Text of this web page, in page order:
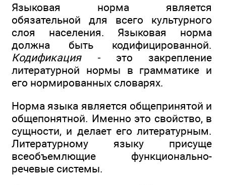
Языковая норма является
обязательной для всего культурного
слоя населения. Языковая норма
должна быть кодифицированной.
Кодификация -это закрепление
литературной нормы в грамматике и
его нормированных словарях.
Норма языка является общепринятой и
общепонятной. Именно это свойство, в
сущности, и делает его литературным.
Литературному языку присуще
всеобъемлющие функционально-
речевые системы.